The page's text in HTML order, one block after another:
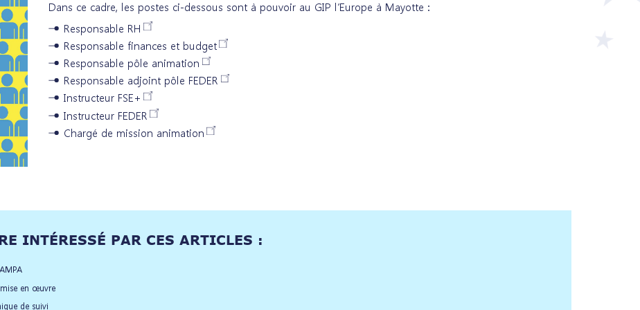
Dans ce cadre, les postes ci-dessous sont à pouvoir au GIP l’Europe à Mayotte :
Responsable RH
Responsable finances et budget
Responsable pôle animation
Responsable adjoint pôle FEDER
Instructeur FSE+
Instructeur FEDER
Chargé de mission animation
INTÉRESSÉ PAR CES ARTICLES :
en œuvre
de suivi